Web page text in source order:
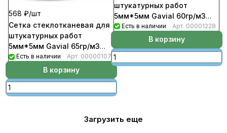
568 ₽/шт
Сетка стеклотканевая для
штукатурных работ
5мм*5мм Gavial 65гр/м3
(20м)
Есть в наличии Арт. 00000107
В корзину
штукатурных работ
5мм*5мм Gavial 60гр/м3
(10м)
Есть в наличии Арт. 00001228
В корзину
Загрузить еще